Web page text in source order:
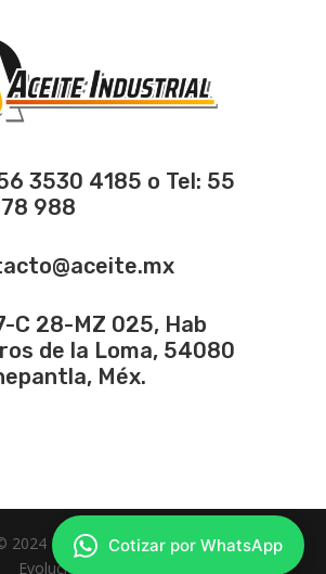
3530 4185 o Tel: 55
988
C 28-MZ 025, Hab
de la Loma, 54080
Méx.
2024 -
Diseño de Paginas Web
Evolucion Web MX
Cotizar por WhatsApp